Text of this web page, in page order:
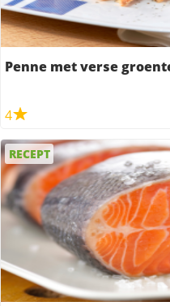
Penne met verse
4
RECEPT